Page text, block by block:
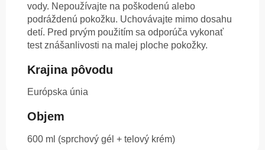
vody. Nepoužívajte na poškodenú alebo
podráždenú pokožku. Uchovávajte mimo dosahu
detí. Pred prvým použitím sa odporúča vykonať
test znášanlivosti na malej ploche pokožky.
Krajina pôvodu
Európska únia
Objem
600 ml (sprchový gél + telový krém)